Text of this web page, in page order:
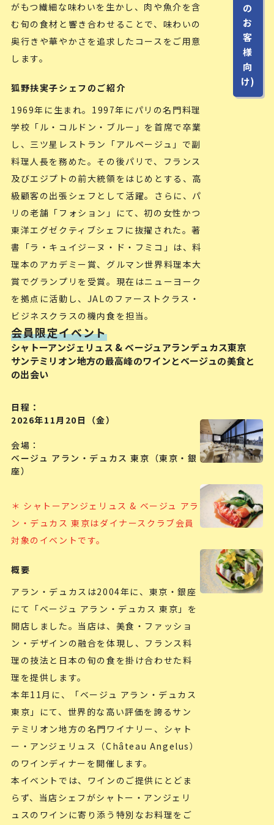
がもつ繊細な味わいを生かし、肉や魚介を含
む旬の食材と響き合わせることで、味わいの
奥行きや華やかさを追求したコースをご用意
します。
狐野扶実子シェフのご紹介
1969年に生まれ。1997年にパリの名門料理
学校「ル・コルドン・ブルー」を首席で卒業
し、三ツ星レストラン「アルページュ」で副
料理人長を務めた。その後パリで、フランス
及びエジプトの前大統領をはじめとする、高
級顧客の出張シェフとして活躍。さらに、パ
リの老舗「フォション」にて、初の女性かつ
東洋エグゼクティブシェフに抜擢された。著
書「ラ・キュイジーヌ・ド・フミコ」は、料
理本のアカデミー賞、グルマン世界料理本大
賞でグランプリを受賞。現在はニューヨーク
を拠点に活動し、JALのファーストクラス・
ビジネスクラスの機内食を担当。
の
お
客
様
向
け)
会員限定イベント
シャトーアンジェリュス & ベージュアランデュカス東京
サンテミリオン地方の最高峰のワインとベージュの美食と
の出会い
日程
2026年11月20日（金）
会場
ベージュ アラン・デュカス 東京（東京・銀
座）
＊ シャトーアンジェリュス & ベージュ アラ
ン・デュカス 東京はダイナースクラブ会員
対象のイベントです。
概要
アラン・デュカスは2004年に、東京・銀座
にて「ベージュ アラン・デュカス 東京」を
開店しました。当店は、美食・ファッショ
ン・デザインの融合を体現し、フランス料
理の技法と日本の旬の食を掛け合わせた料
理を提供します。
本年11月に、「ベージュ アラン・デュカス
東京」にて、世界的な高い評価を誇るサン
テミリオン地方の名門ワイナリー、シャト
ー・アンジェリュス（Château Angelus）
のワインディナーを開催します。
本イベントでは、ワインのご提供にとどま
らず、当店シェフがシャトー・アンジェリ
ュスのワインに寄り添う特別なお料理をご